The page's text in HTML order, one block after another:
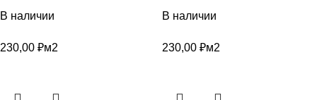
В наличии
230,00 ₽м2
В наличии
230,00 ₽м2